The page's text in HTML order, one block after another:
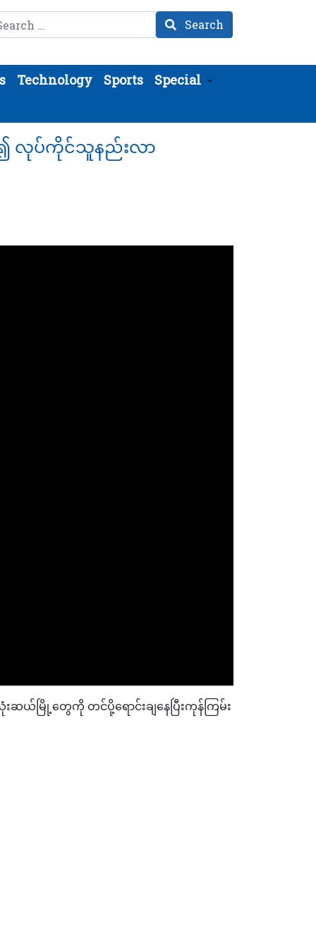
Search
Technology Sports
Special
း၍ လုပ်ကိုင်သူနည်းလာ
ယ်မြို့တွေကို တင်ပို့ရောင်းချနေပြီးကုန်ကြမ်း